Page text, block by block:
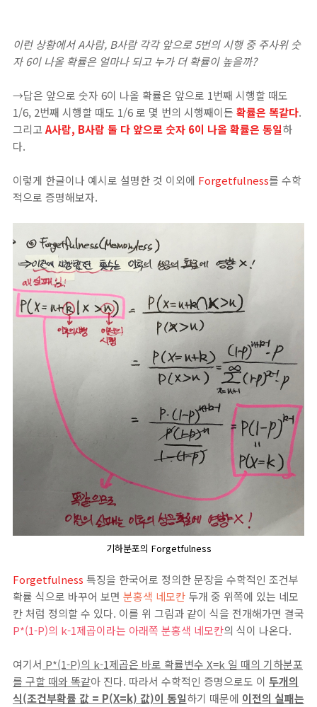
이런 상황에서 A사람, B사람 각각 앞으로 5번의 시행 중 주사위 숫
자 6이 나올 확률은 얼마나 되고 누가 더 확률이 높을까?
→답은 앞으로 숫자 6이 나올 확률은 앞으로 1번째 시행할 때도
1/6, 2번째 시행할 때도 1/6 로 몇 번의 시행째이든 확률은 똑같다.
그리고A사람, B사람 둘 다 앞으로 숫자 6이 나올 확률은 동일하
다.
이렇게 한글이나 예시로 설명한 것 이외에 Forgetfulness를 수학
적으로 증명해보자.
기하분포의 Forgetfulness
Forgetfulness 특징을 한국어로 정의한 문장을 수학적인 조건부
확률 식으로 바꾸어 보면 분홍색 네모칸 두개 중 위쪽에 있는 네모
칸 처럼 정의할 수 있다. 이를 위 그림과 같이 식을 전개해가면 결국
P*(1-P)의 k-1제곱이라는 아래쪽 분홍색 네모칸의 식이 나온다.
여기서 P*(1-P)의 k-1제곱은 바로 확률변수 X=k 일 때의 기하분포
를 구할 때와 똑같아 진다. 따라서 수학적인 증명으로도 이 두개의
식(조건부확률 값 = P(X=k) 값)이 동일하기 때문에 이전의 실패는